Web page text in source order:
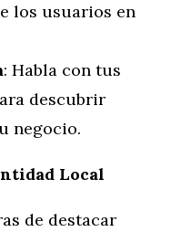
los usuarios en
: Habla con tus
descubrir
negocio.
Local
de destacar